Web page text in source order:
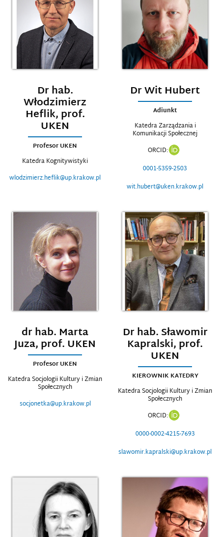
Dr hab.
Włodzimierz
Heflik, prof.
UKEN
Profesor UKEN
Katedra Kognitywistyki
wlodzimierz.heflik@up.krakow.pl
Dr Wit Hubert
Adiunkt
Katedra Zarządzania i
Komunikacji Społecznej
ORCID:
0001-5359-2503
wit.hubert@uken.krakow.pl
dr hab. Marta
Juza, prof. UKEN
Profesor UKEN
Katedra Socjologii Kultury i Zmian
Społecznych
socjonetka@up.krakow.pl
Dr hab. Sławomir
Kapralski, prof.
UKEN
KIEROWNIK KATEDRY
Katedra Socjologii Kultury i Zmian
Społecznych
ORCID:
0000-0002-4215-7693
slawomir.kapralski@up.krakow.pl